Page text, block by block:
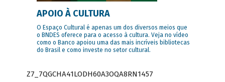
APOIO À CULTURA
O Espaço Cultural é apenas um dos diversos meios que
o BNDES oferece para o acesso à cultura. Veja no vídeo
como o Banco apoiou uma das mais incríveis bibliotecas
do Brasil e como investe no setor cultural.
Z7_7QGCHA41LODH60A3OQA8RN1457